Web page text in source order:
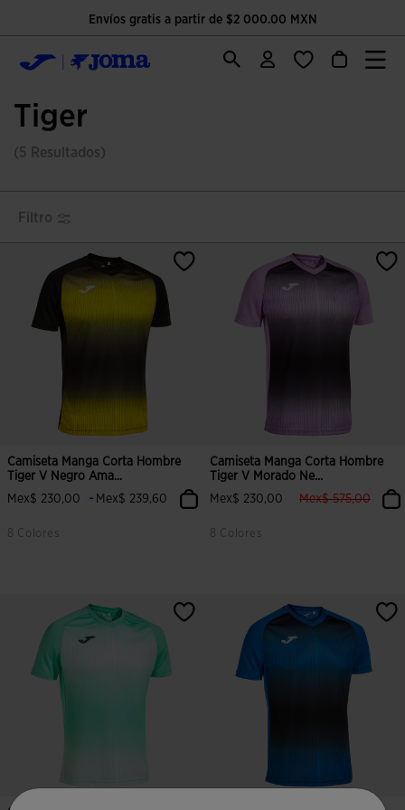
Envíos gratis a partir de $2 000.00 MXN
Tiger
(5 Resultados)
Filtro
Camiseta Manga Corta Hombre
Tiger V Negro Ama...
Mex$ 230,00
- Mex$ 239,60
8 Colores
Camiseta Manga Corta Hombre
Tiger V Morado Ne...
Mex$ 230,00
Mex$ 575,00
8 Colores